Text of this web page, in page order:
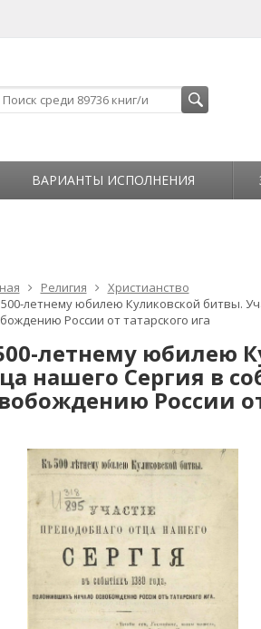
ВАРИАНТЫ ИСПОЛНЕНИЯ
Религия
Христианство
летнему юбилею Куликовской битвы.
России от татарского ига
летнему юбилею
нашего Сергия в
России